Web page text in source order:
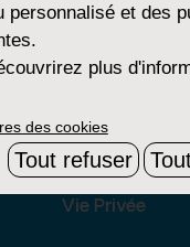
Mentions Légales
Groupe Bel
Vie Privée
personnalisé et des
plus
des cookies
Tout refuser